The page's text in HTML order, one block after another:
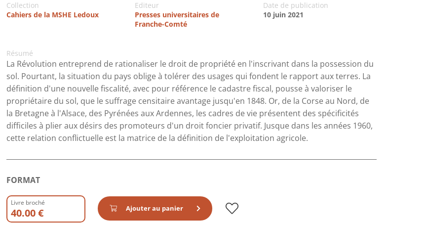
Collection
Cahiers de la MSHE Ledoux
Editeur
Presses universitaires de
Franche-Comté
Date de publication
10 juin 2021
Résumé
La Révolution entreprend de rationaliser le droit de propriété en l'inscrivant dans la possession du
sol. Pourtant, la situation du pays oblige à tolérer des usages qui fondent le rapport aux terres. La
définition d'une nouvelle fiscalité, avec pour référence le cadastre fiscal, pousse à valoriser le
propriétaire du sol, que le suffrage censitaire avantage jusqu'en 1848. Or, de la Corse au Nord, de
la Bretagne à l'Alsace, des Pyrénées aux Ardennes, les cadres de vie présentent des spécificités
difficiles à plier aux désirs des promoteurs d'un droit foncier privatif. Jusque dans les années 1960,
cette relation conflictuelle est la matrice de la définition de l'exploitation agricole.
FORMAT
Livre broché
40.00 € Ajouter au panier